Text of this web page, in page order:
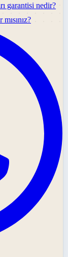
garantisi nedir?